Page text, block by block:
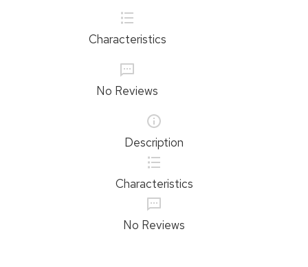
Characteristics
No Reviews
Description
Characteristics
No Reviews